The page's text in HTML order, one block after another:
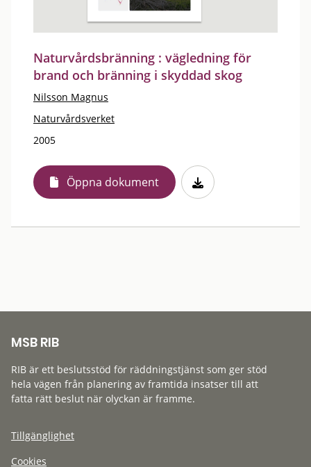
Naturvårdsbränning : vägledning för
brand och bränning i skyddad skog
Nilsson Magnus
Naturvårdsverket
2005
Öppna dokument
MSB RIB
RIB är ett beslutsstöd för räddningstjänst som ger stöd
hela vägen från planering av framtida insatser till att
fatta rätt beslut när olyckan är framme.
Tillgänglighet
Cookies